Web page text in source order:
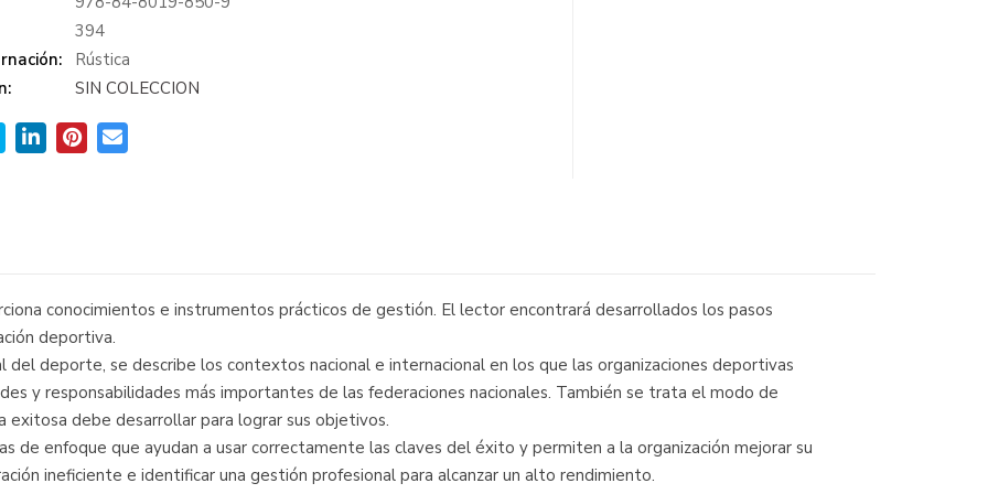
394
Rústica
SIN COLECCION
conocimientos e instrumentos prácticos de gestión. El lector encontrará desarrollados los pasos
deportiva.
del deporte, se describe los contextos nacional e internacional en los que las organizaciones deportivas
y responsabilidades más importantes de las federaciones nacionales. También se trata el modo de
exitosa debe desarrollar para lograr sus objetivos.
de enfoque que ayudan a usar correctamente las claves del éxito y permiten a la organización mejorar su
ineficiente e identificar una gestión profesional para alcanzar un alto rendimiento.